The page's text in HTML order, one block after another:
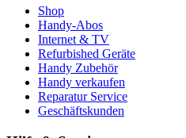
Shop
Handy-Abos
Internet & TV
Refurbished Geräte
Handy Zubehör
Handy verkaufen
Reparatur Service
Geschäftskunden